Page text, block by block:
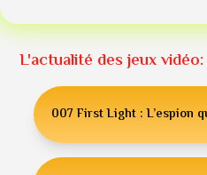
L'actualité des jeux vidéo:
007 First Light : L’espion